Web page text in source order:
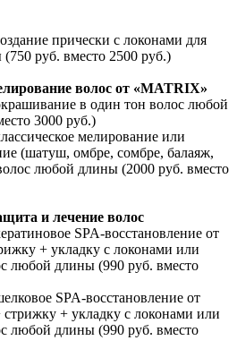
прически с локонами для
руб. вместо 2500 руб.)
волос от «MATRIX»
в один тон волос любой
3000 руб.)
мелирование или
(шатуш, омбре, сомбре, балаяж,
любой длины (2000 руб. вместо
и лечение волос
SPA-восстановление от
+ укладку с локонами или
любой длины (990 руб. вместо
SPA-восстановление от
стрижку + укладку с локонами или
любой длины (990 руб. вместо